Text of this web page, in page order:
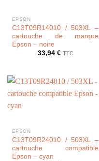
EPSON
C13T09R14010 / 503XL –
cartouche de marque
Epson – noire
33,94 € TTC
EPSON
C13T09R24010 / 503XL –
cartouche compatible
Epson – cyan